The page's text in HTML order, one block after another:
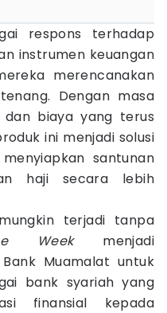
respons terhadap
instrumen keuangan
merencanakan
Dengan masa
biaya yang terus
ini menjadi solusi
santunan
haji secara lebih
terjadi tanpa
Weekmenjadi
Muamalat untuk
bank syariah yang
finansial kepada